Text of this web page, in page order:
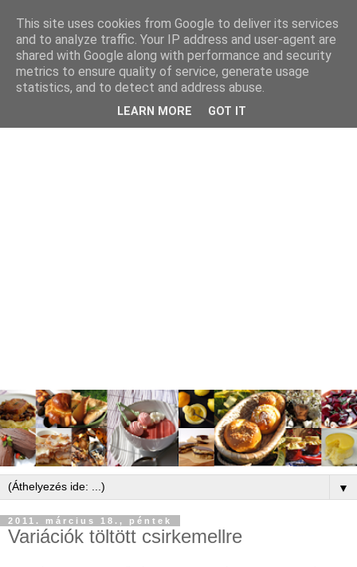
▼
2011. március 18., péntek
Variációk töltött csirkemellre
This site uses cookies from Google to deliver its services
and to analyze traffic. Your IP address and user-agent are
shared with Google along with performance and security
metrics to ensure quality of service, generate usage
statistics, and to detect and address abuse.
LEARN MORE GOT IT